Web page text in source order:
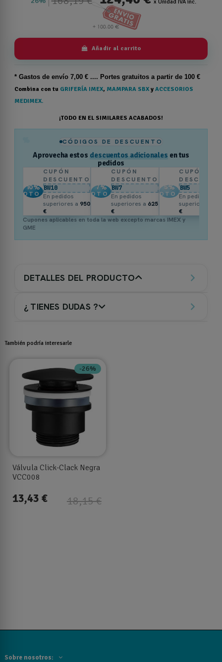
x Unidad IVA inc.
Añadir al carrito
* Gastos de envío 7,00 € .... Portes gratuitos a partir de 100 €
Combina con tu GRIFERÍA IMEX, MAMPARA SBX y ACCESORIOS
MEDIMEX.
¡TODO EN EL SIMILARES ACABADOS!
CÓDIGOS DE DESCUENTO
Aprovecha estos descuentos adicionales en tus
pedidos
10%
DTO.
CUPÓN
DESCUENTO
BW10
En pedidos
superiores a 950
€
7%
DTO.
CUPÓN
DESCUENTO
BW7
En pedidos
superiores a 625
€
5%
DTO.
CUPÓN
BW5
En pedidos
superiores a
€
Cupones aplicables en toda la web excepto marcas IMEX y
GME
DETALLES DEL PRODUCTO
¿ TIENES DUDAS ?
También podría interesarle
-26%
Válvula Click-Clack Negra
VCC008
18,15 €
13,43 €
Sobre nosotros: